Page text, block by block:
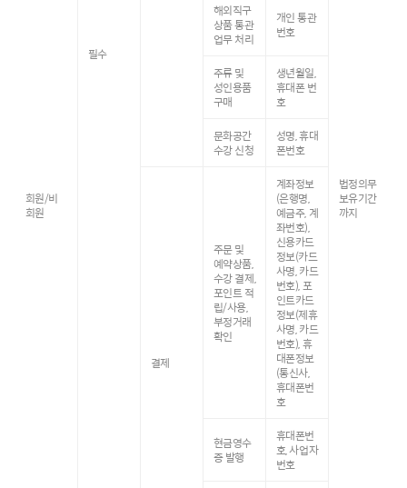
회원/비
회원
필수
법정의무
보유기간
까지
해외직구
상품 통관
업무 처리
개인 통관
번호
주류 및
성인용품
구매
생년월일,
휴대폰 번
호
문화공간
수강 신청
성명, 휴대
폰번호
결제
주문 및
예약상품,
수강 결제,
포인트 적
립/사용,
부정거래
확인
계좌정보
(은행명,
예금주, 계
좌번호),
신용카드
정보(카드
사명, 카드
번호), 포
인트카드
정보(제휴
사명, 카드
번호), 휴
대폰정보
(통신사,
휴대폰번
호
현금영수
증 발행
휴대폰번
호, 사업자
번호